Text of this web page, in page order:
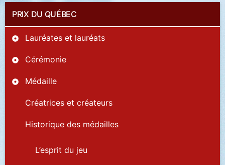
PRIX DU QUÉBEC
Lauréates et lauréats
Cérémonie
Médaille
Créatrices et créateurs
Historique des médailles
L’esprit du jeu